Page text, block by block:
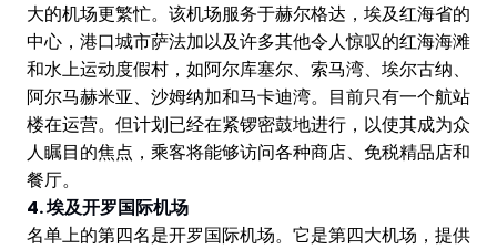
大的机场更繁忙。该机场服务于赫尔格达，埃及红海省的
中心，港口城市萨法加以及许多其他令人惊叹的红海海滩
和水上运动度假村，如阿尔库塞尔、索马湾、埃尔古纳、
阿尔马赫米亚、沙姆纳加和马卡迪湾。目前只有一个航站
楼在运营。但计划已经在紧锣密鼓地进行，以使其成为众
人瞩目的焦点，乘客将能够访问各种商店、免税精品店和
餐厅。
4. 埃及开罗国际机场
名单上的第四名是开罗国际机场。它是第四大机场，提供